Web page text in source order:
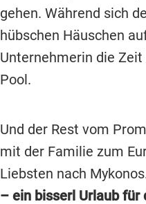
gehen. Während sich
hübschen Häuschen
Unternehmerin die
Pool.
Und der Rest vom
mit der Familie zum
Liebsten nach
– ein bisserl Urlaub für